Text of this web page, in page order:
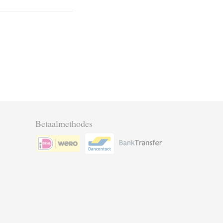
Betaalmethodes